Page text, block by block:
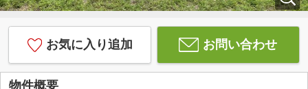
お気に入り追加 お問い合わせ
物件概要